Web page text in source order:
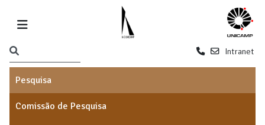
Intranet
Pesquisa
Comissão de Pesquisa